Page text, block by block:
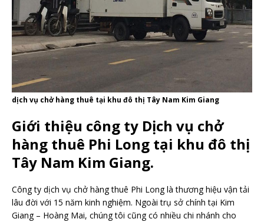
dịch vụ chở hàng thuê tại khu đô thị Tây Nam Kim Giang
Giới thiệu công ty Dịch vụ chở
hàng thuê Phi Long tại khu đô thị
Tây Nam Kim Giang.
Công ty dịch vụ chở hàng thuê Phi Long là thương hiệu vận tải
lâu đời với 15 năm kinh nghiệm. Ngoài trụ sở chính tại Kim
Giang – Hoàng Mai, chúng tôi cũng có nhiều chi nhánh cho